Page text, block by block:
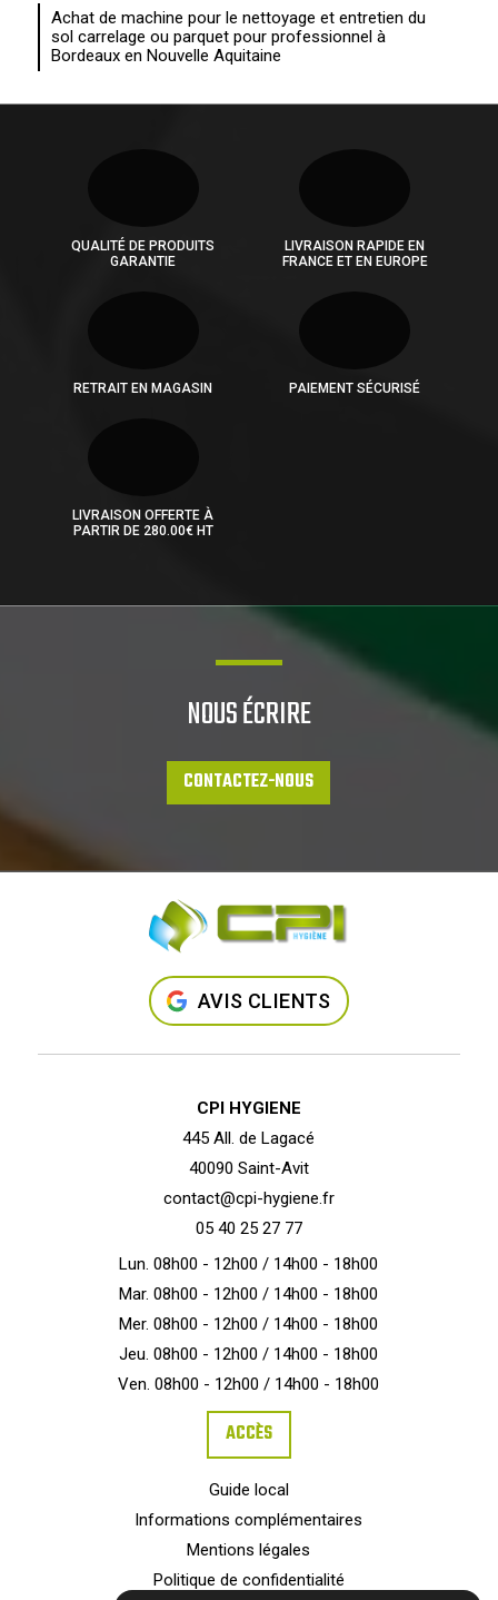
Achat de machine pour le nettoyage et entretien du
sol carrelage ou parquet pour professionnel à
Bordeaux en Nouvelle Aquitaine
QUALITÉ DE PRODUITS
GARANTIE
LIVRAISON RAPIDE EN
FRANCE ET EN EUROPE
RETRAIT EN MAGASIN PAIEMENT SÉCURISÉ
LIVRAISON OFFERTE À
PARTIR DE 280.00€ HT
NOUS ÉCRIRE
CONTACTEZ-NOUS
AVIS CLIENTS
CPI HYGIENE
445 All. de Lagacé
40090 Saint-Avit
contact@cpi-hygiene.fr
05 40 25 27 77
Lun. 08h00 - 12h00 / 14h00 - 18h00
Mar. 08h00 - 12h00 / 14h00 - 18h00
Mer. 08h00 - 12h00 / 14h00 - 18h00
Jeu. 08h00 - 12h00 / 14h00 - 18h00
Ven. 08h00 - 12h00 / 14h00 - 18h00
ACCÈS
Guide local
Informations complémentaires
Mentions légales
Politique de confidentialité